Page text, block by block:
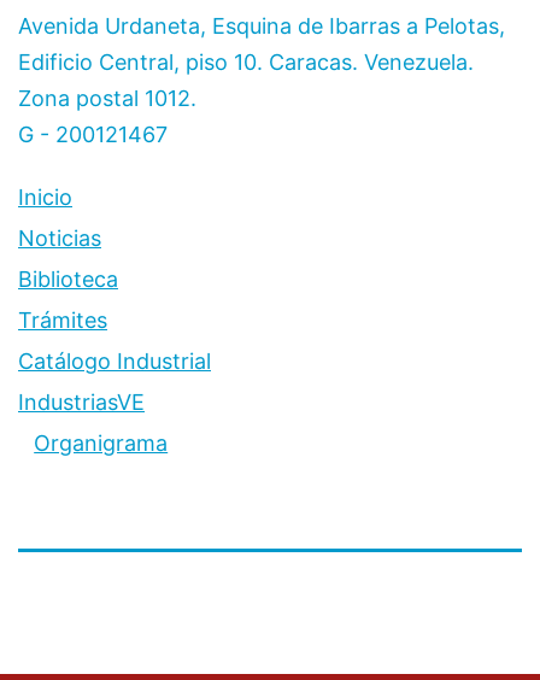
Avenida Urdaneta, Esquina de Ibarras a Pelotas,
Edificio Central, piso 10. Caracas. Venezuela.
Zona postal 1012.
G - 200121467
Inicio
Noticias
Biblioteca
Trámites
Catálogo Industrial
IndustriasVE
Organigrama